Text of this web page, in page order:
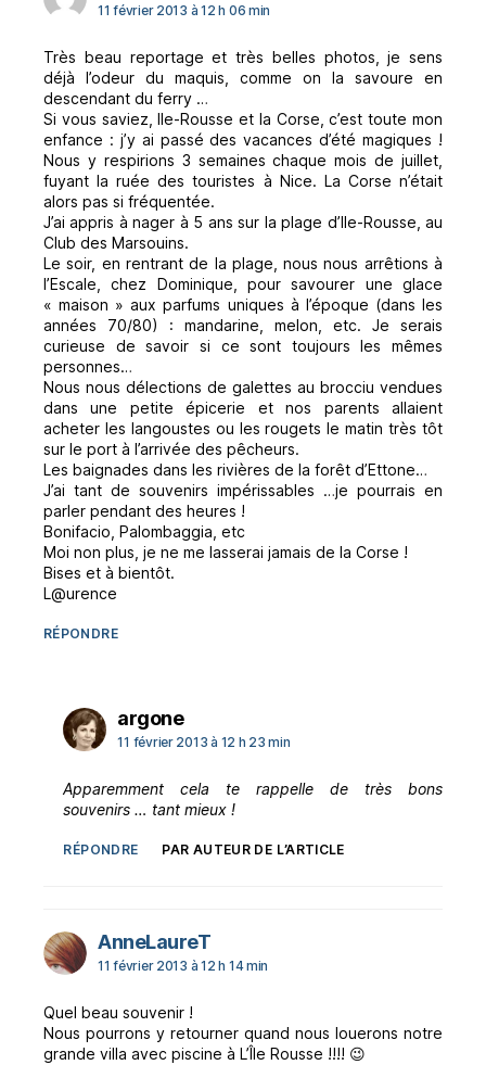
11 février 2013 à 12 h 06 min
Très beau reportage et très belles photos, je sens
déjà l’odeur du maquis, comme on la savoure en
descendant du ferry …
Si vous saviez, Ile-Rousse et la Corse, c’est toute mon
enfance : j’y ai passé des vacances d’été magiques !
Nous y respirions 3 semaines chaque mois de juillet,
fuyant la ruée des touristes à Nice. La Corse n’était
alors pas si fréquentée.
J’ai appris à nager à 5 ans sur la plage d’Ile-Rousse, au
Club des Marsouins.
Le soir, en rentrant de la plage, nous nous arrêtions à
l’Escale, chez Dominique, pour savourer une glace
« maison » aux parfums uniques à l’époque (dans les
années 70/80) : mandarine, melon, etc. Je serais
curieuse de savoir si ce sont toujours les mêmes
personnes…
Nous nous délections de galettes au brocciu vendues
dans une petite épicerie et nos parents allaient
acheter les langoustes ou les rougets le matin très tôt
sur le port à l’arrivée des pêcheurs.
Les baignades dans les rivières de la forêt d’Ettone…
J’ai tant de souvenirs impérissables …je pourrais en
parler pendant des heures !
Bonifacio, Palombaggia, etc
Moi non plus, je ne me lasserai jamais de la Corse !
Bises et à bientôt.
L@urence
RÉPONDRE
argonedit :
11 février 2013 à 12 h 23 min
Apparemment cela te rappelle de très bons
souvenirs … tant mieux !
RÉPONDRE PAR AUTEUR DE L’ARTICLE
AnneLaureTdit :
11 février 2013 à 12 h 14 min
Quel beau souvenir !
Nous pourrons y retourner quand nous louerons notre
grande villa avec piscine à L’Île Rousse !!!! 😉